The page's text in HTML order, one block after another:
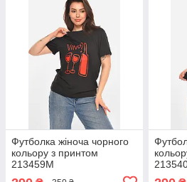
Футболка жіноча чорного
кольору з принтом
213459M